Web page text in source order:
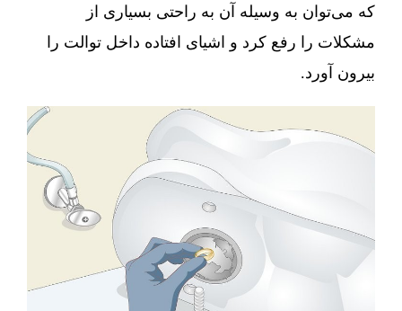
که می‌توان به وسیله آن به راحتی بسیاری از
مشکلات را رفع کرد و اشیای افتاده داخل توالت را
بیرون آورد.